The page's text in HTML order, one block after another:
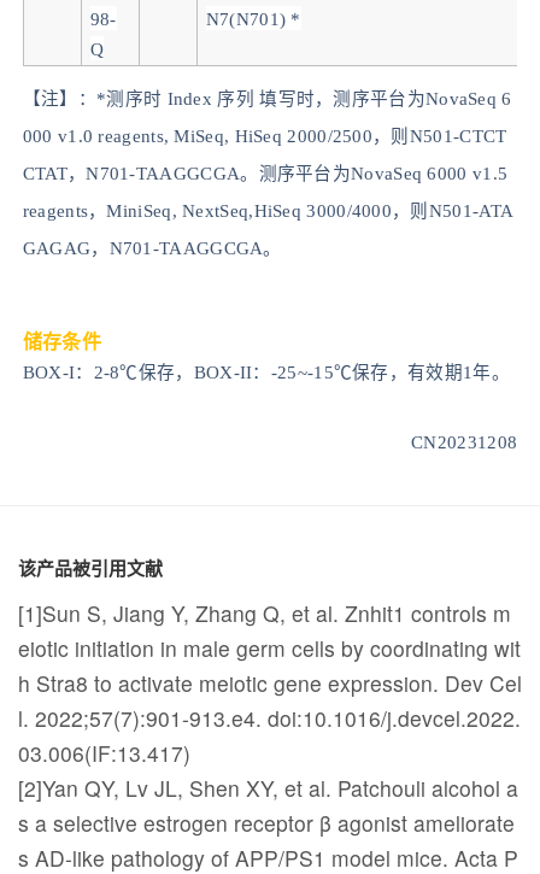
98-
Q
N7(N701) *
【注】： *测序时 Index 序列填写时，测序平台为NovaSeq 6
000 v1.0 reagents, MiSeq, HiSeq 2000/2500， 则 N501-CTCT
CTAT，N701-TAAGGCGA。 测序平台为NovaSeq 6000 v1.5
reagents，MiniSeq, NextSeq,HiSeq 3000/4000， 则 N501-ATA
GAGAG，N701-TAAGGCGA。
储存条件
BOX-I：2-8℃保存，BOX-II：-25~-15℃保存，有效期1年。
CN20231208
该产品被引用文献
[1]Sun S, Jiang Y, Zhang Q, et al. Znhit1 controls m
eiotic initiation in male germ cells by coordinating wit
h Stra8 to activate meiotic gene expression. Dev Cel
l. 2022;57(7):901-913.e4. doi:10.1016/j.devcel.2022.
03.006(IF:13.417)
[2]Yan QY, Lv JL, Shen XY, et al. Patchouli alcohol a
s a selective estrogen receptor β agonist ameliorate
s AD-like pathology of APP/PS1 model mice. Acta P